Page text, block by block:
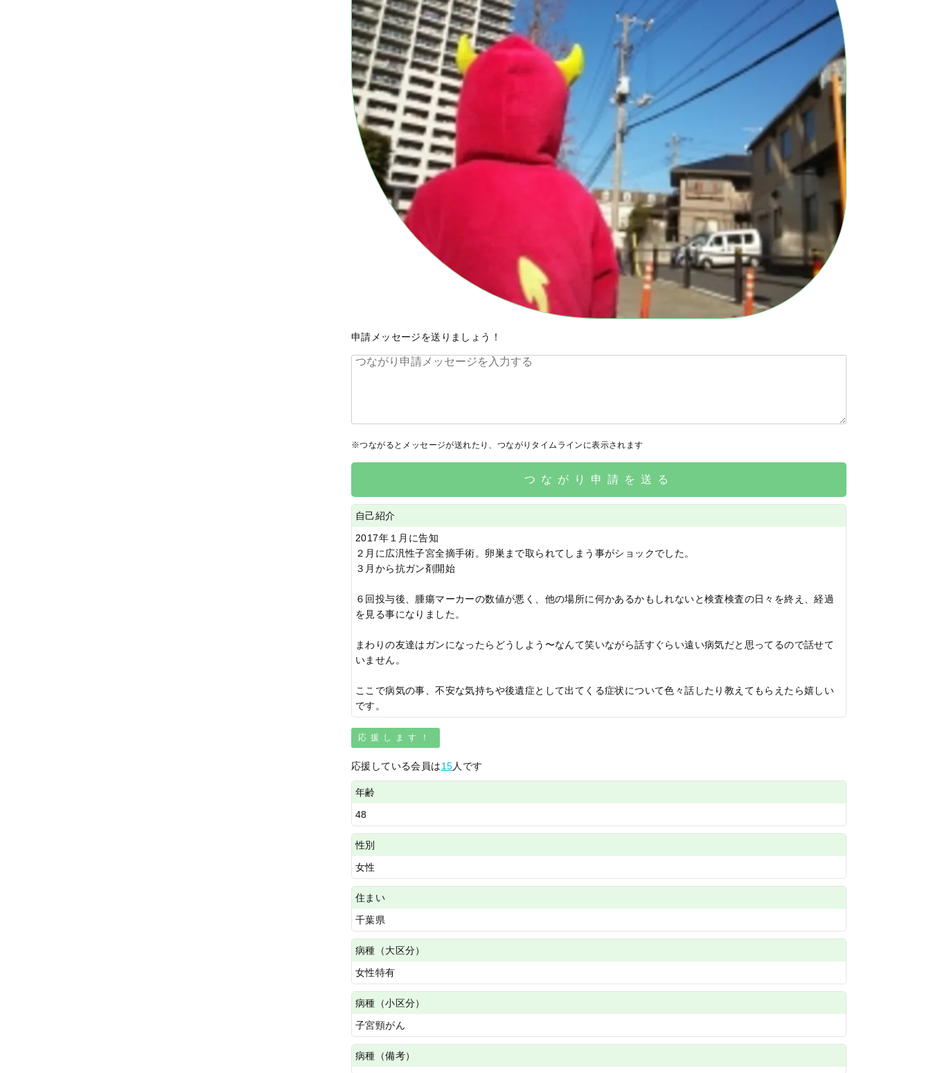
申請メッセージを送りましょう！
※つながるとメッセージが送れたり、つながりタイムラインに表示されます
つながり申請を送る
自己紹介
2017年１月に告知
２月に広汎性子宮全摘手術。卵巣まで取られてしまう事がショックでした。
３月から抗ガン剤開始
６回投与後、腫瘍マーカーの数値が悪く、他の場所に何かあるかもしれないと検査検査の日々を終え、経過
を見る事になりました。
まわりの友達はガンになったらどうしよう〜なんて笑いながら話すぐらい遠い病気だと思ってるので話せて
いません。
ここで病気の事、不安な気持ちや後遺症として出てくる症状について色々話したり教えてもらえたら嬉しい
です。
応援します！
応援している会員は15人です
年齢
48
性別
女性
住まい
千葉県
病種（大区分）
女性特有
病種（小区分）
子宮頸がん
病種（備考）